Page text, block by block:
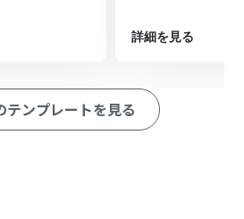
ョンでDiscordの「メッセージを送信
ンネルへ送信するように設定します。
動のきっかけとなるアクション、「オ
起動後、フロー内で処理を行うアク
詳細を見る
テンプレートを見る